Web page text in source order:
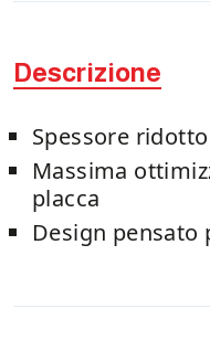
Descrizione
Spessore ridotto
Massima
placca
Design pensato